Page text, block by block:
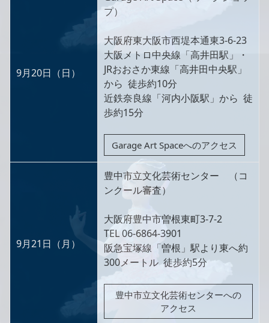
9月20日（日）
プ）
大阪府東大阪市西堤本通東3-6-23
大阪メトロ中央線「高井田駅」・
JRおおさか東線「高井田中央駅」
から 徒歩約10分
近鉄奈良線「河内小阪駅」から 徒
歩約15分
Garage Art Spaceへのアクセス
9月21日（月）
豊中市立文化芸術センター （コ
ンクール審査）
大阪府豊中市曽根東町3-7-2
TEL 06-6864-3901
阪急宝塚線「曽根」駅より東へ約
300メートル 徒歩約5分
豊中市立文化芸術センターへの
アクセス